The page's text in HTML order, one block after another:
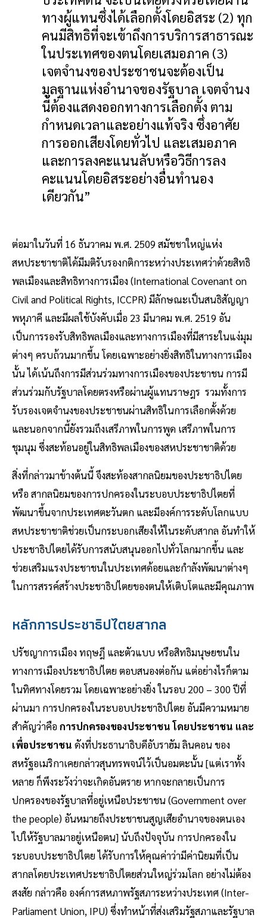
ทางผู้แทนซึ่งได้เลือกตั้งโดยอิสระ (2) ทุก
คนมีสิทธิที่จะเข้าถึงการบริการสาธารณะ
ในประเทศของตนโดยเสมอภาค (3)
เจตจำนงของประชาชนจะต้องเป็น
มูลฐานแห่งอำนาจของรัฐบาล เจตจำนง
นี้ต้องแสดงออกทางการเลือกตั้ง ตาม
กำหนดเวลาและอย่างแท้จริง ซึ่งอาศัย
การออกเสียงโดยทั่วไป และเสมอภาค
และการลงคะแนนลับหรือวิธีการลง
คะแนนโดยอิสระอย่างอื่นทำนอง
เดียวกัน”
ต่อมาในวันที่ 16 ธันวาคม พ.ศ. 2509 สมัชชาใหญ่แห่ง
สหประชาชาติได้มีมติรับรองกติการะหว่างประเทศว่าด้วยสิทธิ
พลเมืองและสิทธิทางการเมือง (International Covenant on
Civil and Political Rights, ICCPR) มีลักษณะเป็นสนธิสัญญา
พหุภาคี และมีผลใช้บังคับเมื่อ 23 มีนาคม พ.ศ. 2519 อัน
เป็นการรองรับสิทธิพลเมืองและทางการเมืองที่มีสาระในแง่มุม
ต่างๆ ครบถ้วนมากขึ้น โดยเฉพาะอย่างยิ่งสิทธิในทางการเมือง
นั้น ได้เน้นถึงการมีส่วนร่วมทางการเมืองของประชาชน การมี
ส่วนร่วมกับรัฐบาลโดยตรงหรือผ่านผู้แทนราษฎร รวมทั้งการ
รับรองเจตจำนงของประชาชนผ่านสิทธิในการเลือกตั้งด้วย
และนอกจากนี้ยังรวมถึงเสรีภาพในการพูด เสรีภาพในการ
ชุมนุม ซึ่งสะท้อนอยู่ในสิทธิพลเมืองของสหประชาชาติด้วย
สิ่งที่กล่าวมาข้างต้นนี้ จึงสะท้องสากลนิยมของประชาธิปไตย
หรือ สากลนิยมของการปกครองในระบอบประชาธิปไตยที่
พัฒนาขึ้นจากประเทศตะวันตก และมีองค์การระดับโลกแบบ
สหประชาชาติช่วยเป็นกระบอกเสียงให้ในระดับสากล อันทำให้
ประชาธิปไตยได้รับการสนับสนุนออกไปทั่วโลกมากขึ้น และ
ช่วยเสริมแรงประชาชนในประเทศด้อยและกำลังพัฒนาต่างๆ
ในการสรรค์สร้างประชาธิปไตยของตนให้เติบโตและมีคุณภาพ
หลักการประชาธิปไตยสากล
ปรัชญาการเมือง ทฤษฎี และตัวแบบ หรือสิทธิมนุษยชนใน
ทางการเมืองประชาธิปไตย ตอบสนองต่อกัน แต่อย่างไรก็ตาม
ในทิศทางโดยรวม โดยเฉพาะอย่างยิ่ง ในรอบ 200 – 300 ปีที่
ผ่านมา การปกครองในระบอบประชาธิปไตย อันมีความหมาย
สำคัญว่าคือการปกครองของประชาชน โดยประชาชน และ
เพื่อประชาชน ดังที่ประธานาธิบดีอับราฮัม ลินคอน ของ
สหรัฐอเมริกาเคยกล่าวสุนทรพจน์ไว้เป็นอมตะนั้น [แต่เราทั้ง
หลาย ก็พึงระวังว่าจะเกิดอันตราย หากจะกลายเป็นการ
ปกครองของรัฐบาลที่อยู่เหนือประชาชน (Government over
the people) อันหมายถึงประชาชนสูญเสียอำนาจของตนเอง
ไปให้รัฐบาลมาอยู่เหนือตน] นับถึงปัจจุบัน การปกครองใน
ระบอบประชาธิปไตย ได้รับการให้คุณค่าว่ามีค่านิยมที่เป็น
สากลโดยประเทศประชาธิปไตยส่วนใหญ่ร่วมโลก อย่างไม่ต้อง
สงสัย กล่าวคือ องค์การสหภาพรัฐสภาระหว่างประเทศ (Inter-
Parliament Union, IPU) ซึ่งทำหน้าที่ส่งเสริมรัฐสภาและรัฐบาล